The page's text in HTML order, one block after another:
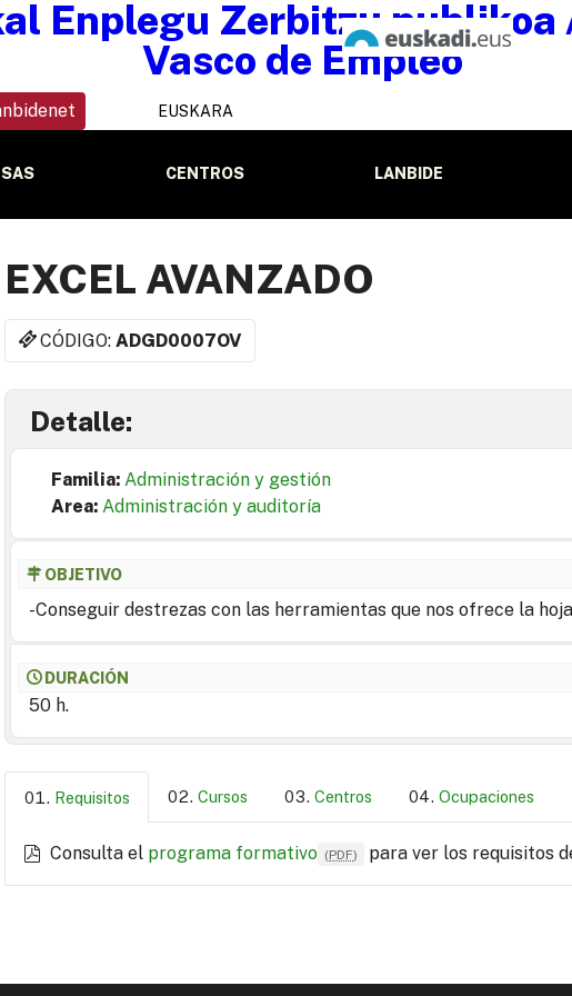
EUSKARA
CENTROS LANBIDE
EXCEL AVANZADO
CÓDIGO:ADGD0007OV
Detalle:
Familia: Administración y gestión
Area: Administración y auditoría
OBJETIVO
-Conseguir destrezas con las herramientas que nos ofrece la
DURACIÓN
50 h.
Requisitos Cursos Centros Ocupaciones
Consulta el programa formativo (PDF) para ver los requisitos